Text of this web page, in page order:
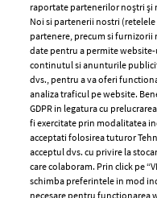
PEOPLE 06 august 2026
Anca Serea a povestit
extrem de neplăcută
+ MAI MULTE
MAI
raportate partenerilor noștri și
Noi si partenerii nostri
partenere, precum si furnizorii
date pentru a permite
continutul si anunturile
dvs., pentru a va oferi
analiza traficul pe website.
GDPR in legatura cu
fi exercitate prin modalitatea
acceptati folosirea tuturor
acceptul dvs. cu privire la
care colaboram. Prin click pe
schimba preferintele in mod
necesare pentru functionarea